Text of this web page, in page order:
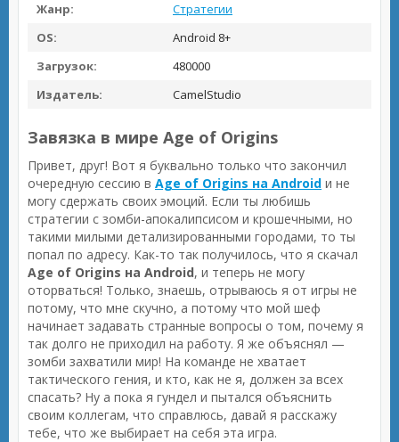
Жанр:
Стратегии
OS:
Android 8+
Загрузок:
480000
Издатель:
CamelStudio
Завязка в мире Age of Origins
Привет, друг! Вот я буквально только что закончил
очередную сессию в Age of Origins на Android и не
могу сдержать своих эмоций. Если ты любишь
стратегии с зомби-апокалипсисом и крошечными, но
такими милыми детализированными городами, то ты
попал по адресу. Как-то так получилось, что я скачал
Age of Origins на Android, и теперь не могу
оторваться! Только, знаешь, отрываюсь я от игры не
потому, что мне скучно, а потому что мой шеф
начинает задавать странные вопросы о том, почему я
так долго не приходил на работу. Я же объяснял —
зомби захватили мир! На команде не хватает
тактического гения, и кто, как не я, должен за всех
спасать? Ну а пока я гундел и пытался объяснить
своим коллегам, что справлюсь, давай я расскажу
тебе, что же выбирает на себя эта игра.